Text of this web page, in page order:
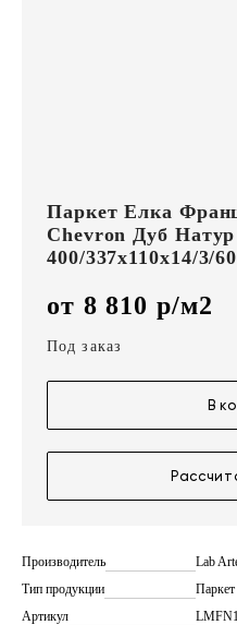
Паркет Елка
Chevron Дуб
400/337х110х14/3/
от 8 810 р/м2
Под заказ
В
Производитель
Lab
Тип продукции
Паркет
Артикул